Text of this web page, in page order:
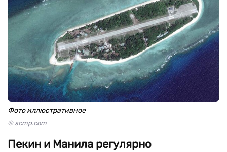
Фото иллюстративное
© scmp.com
Пекин и Манила регулярно